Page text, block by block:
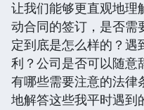
让我们能够更直观地理
动合同的签订，是否需
定到底是怎么样的？遇
利？公司是否可以随意
有哪些需要注意的法律
地解答这些我平时遇到